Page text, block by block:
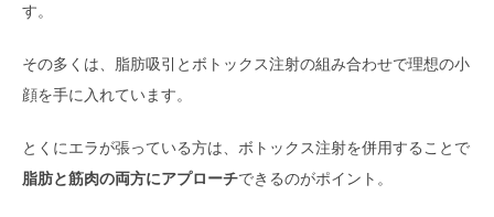
す。
その多くは、脂肪吸引とボトックス注射の組み合わせで理想の小
顔を手に入れています。
とくにエラが張っている方は、ボトックス注射を併用することで
脂肪と筋肉の両方にアプローチできるのがポイント。